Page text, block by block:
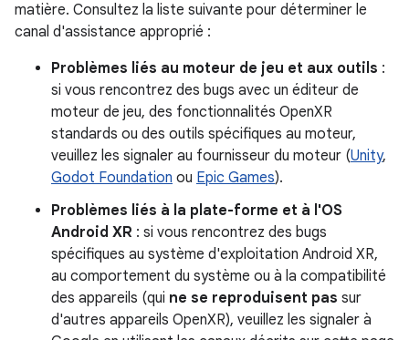
matière. Consultez la liste suivante pour déterminer le
canal d'assistance approprié :
Problèmes liés au moteur de jeu et aux outils :
si vous rencontrez des bugs avec un éditeur de
moteur de jeu, des fonctionnalités OpenXR
standards ou des outils spécifiques au moteur,
veuillez les signaler au fournisseur du moteur (Unity,
Godot Foundation ou Epic Games).
Problèmes liés à la plate-forme et à l'OS
Android XR : si vous rencontrez des bugs
spécifiques au système d'exploitation Android XR,
au comportement du système ou à la compatibilité
des appareils (qui ne se reproduisent pas sur
d'autres appareils OpenXR), veuillez les signaler à